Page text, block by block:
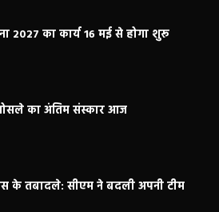
2027 का कार्य 16 मई से होगा शुरू
का अंतिम संस्कार आज
के तबादले: सीएम ने बदली अपनी टीम